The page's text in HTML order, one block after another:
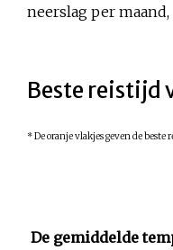
neerslag per
Beste reistijd
* De oranje vlakjes geven de beste
De gemiddelde